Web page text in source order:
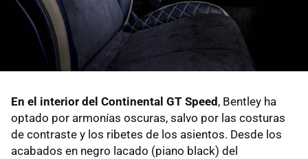
En el interior del Continental GT Speed , Bentley ha
optado por armonías oscuras, salvo por las costuras
de contraste y los ribetes de los asientos. Desde los
acabados en negro lacado (piano black) del